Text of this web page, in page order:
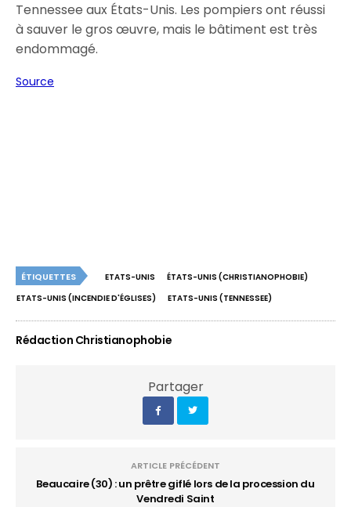
Tennessee aux États-Unis. Les pompiers ont réussi
à sauver le gros œuvre, mais le bâtiment est très
endommagé.
Source
ÉTIQUETTES ETATS-UNIS
ÉTATS-UNIS (CHRISTIANOPHOBIE)
ETATS-UNIS (INCENDIE D'ÉGLISES)
ETATS-UNIS (TENNESSEE)
Rédaction Christianophobie
Partager
ARTICLE PRÉCÉDENT
Beaucaire (30) : un prêtre giflé lors de la procession du
Vendredi Saint